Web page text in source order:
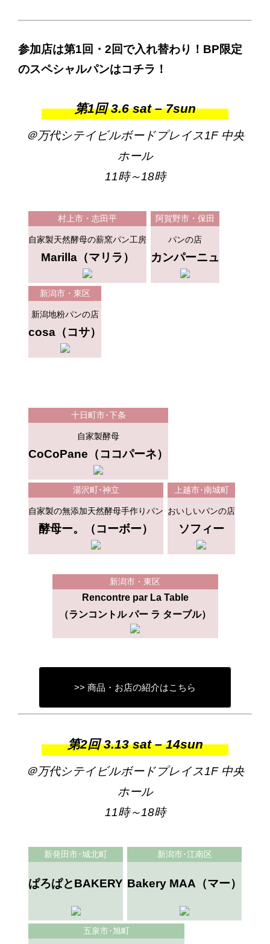
参加店は第1回・2回で入れ替わり！BP限定
のスペシャルパンはコチラ！
第1回 3.6 sat – 7sun
＠万代シテイビルボードプレイス1F 中央
ホール
11時～18時
村上市・志田平
自家製天然酵母の薪窯パン工房
Marilla（マリラ）
阿賀野市・保田
パンの店
カンパーニュ
新潟市・東区
新潟地粉パンの店
cosa（コサ）
十日町市･下条
自家製酵母
CoCoPane（ココパーネ）
湯沢町･神立
自家製の無添加天然酵母手作りパン
酵母ー。（コーボー）
上越市･南城町
おいしいパンの店
ソフィー
新潟市・東区
Rencontre par La Table
（ランコントル パー ラ ターブル）
>> 商品・お店の紹介はこちら
第2回 3.13 sat – 14sun
＠万代シテイビルボードプレイス1F 中央
ホール
11時～18時
新発田市･城北町
ぱろぱとBAKERY
新潟市･江南区
Bakery MAA（マー）
五泉市･旭町